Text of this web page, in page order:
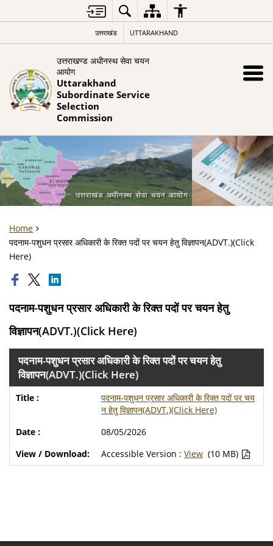
उत्तराखंड UTTARAKHAND
उत्तराखण्ड अधीनस्थ सेवा चयन
आयोग
Uttarakhand
Subordinate Service
Selection
Commission
Home
पदनाम-पशुधन प्रसार अधिकारी के रिक्त पदों पर चयन हेतु विज्ञापन(ADVT.)(Click
Here)
पदनाम-पशुधन प्रसार अधिकारी के रिक्त पदों पर चयन हेतु
विज्ञापन(ADVT.)(Click Here)
पदनाम-पशुधन प्रसार अधिकारी के रिक्त पदों पर चयन हेतु
विज्ञापन(ADVT.)(Click Here)
पदनाम-पशुधन प्रसार अधिकारी के रिक्त पदों पर चय
न हेतु विज्ञापन(ADVT.)(Click Here)
08/05/2026
Accessible Version : View (10 MB)